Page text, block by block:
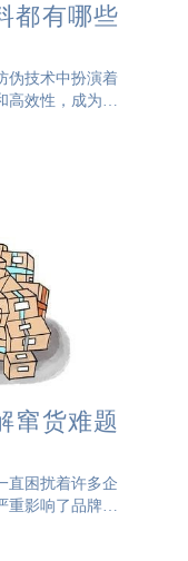
都有哪些
伪技术中扮演着
效性，成为众
种短纤维、抗
窜货难题
直困扰着许多企
重影响了品牌的
货现象，许多
中防窜货二维